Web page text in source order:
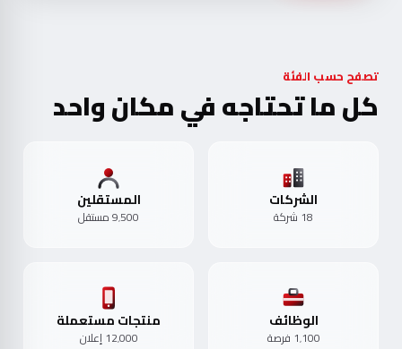
تصفح حسب الفئة
كل ما تحتاجه في مكان واحد
الشركات
18 شركة
المستقلين
9٬500 مستقل
الوظائف
1٬100 فرصة
منتجات مستعملة
12٬000 إعلان